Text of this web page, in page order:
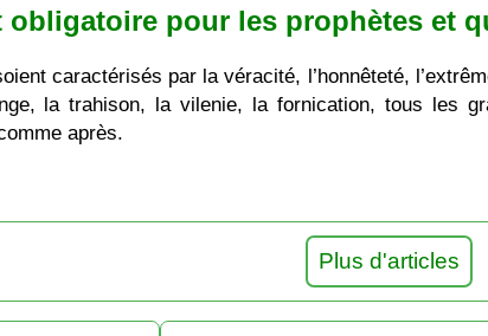
obligatoire pour les prophètes et
caractérisés par la véracité, l’honnêteté,
la trahison, la vilenie, la fornication, tous les
après.
Plus d'articles